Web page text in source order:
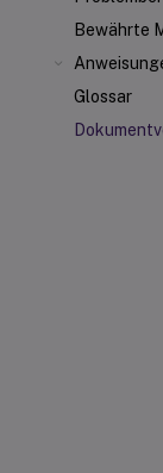
Bewährte
Glossar